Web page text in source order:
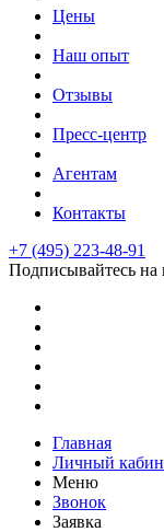
Цены
Наш опыт
Отзывы
Пресс-центр
Агентам
Контакты
+7 (495) 223-48-91
Подписывайтесь на
Главная
Личный
Меню
Звонок
Заявка